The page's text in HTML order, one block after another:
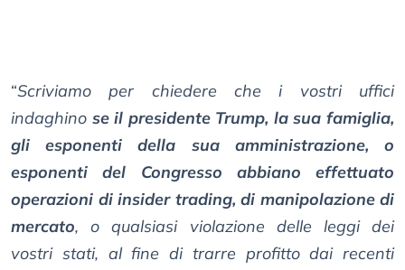
“Scriviamo per chiedere che i vostri uffici
indaghino se il presidente Trump, la sua famiglia,
gli esponenti della sua amministrazione, o
esponenti del Congresso abbiano effettuato
operazioni di insider trading, di manipolazione di
mercato, o qualsiasi violazione delle leggi dei
vostri stati, al fine di trarre profitto dai recenti